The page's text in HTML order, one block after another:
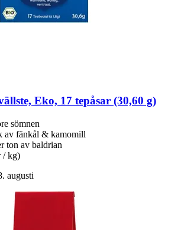
Eko, 17 tepåsar (30,60 g)
sömnen
av fänkål & kamomill
ton av baldrian
/ kg)
augusti